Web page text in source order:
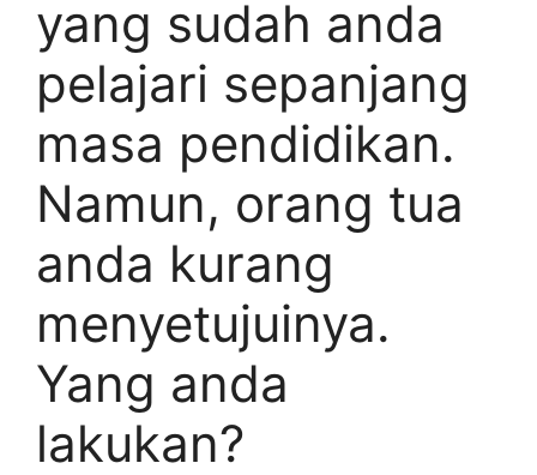
yang sudah anda
pelajari sepanjang
masa pendidikan.
Namun, orang tua
anda kurang
menyetujuinya.
Yang anda
lakukan?